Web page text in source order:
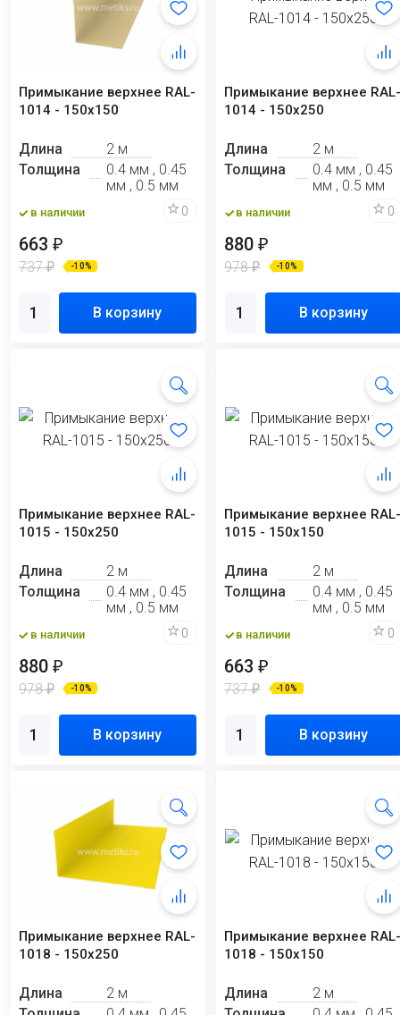
Примыкание верхнее RAL-
1014 - 150х150
Длина
2 м
Толщина
0.4 мм , 0.45
мм , 0.5 мм
в наличии 0
663 ₽
737₽ -10%
В корзину
Примыкание верхнее
1014 - 150х250
Длина
2 м
Толщина
0.4 мм , 0.45
мм , 0.5 мм
в наличии 0
880₽
978₽ -10%
В корзину
Примыкание верхнее RAL-
1015 - 150x250
Длина
2 м
Толщина
0.4 мм , 0.45
мм , 0.5 мм
в наличии 0
880 ₽
978₽ -10%
В корзину
Примыкание верхнее
1015 - 150х150
Длина
2 м
Толщина
0.4 мм , 0.45
мм , 0.5 мм
в наличии 0
663₽
737₽ -10%
В корзину
Примыкание верхнее RAL-
1018 - 150x250
Длина
2 м
Примыкание верхнее
1018 - 150х150
Длина
2 м